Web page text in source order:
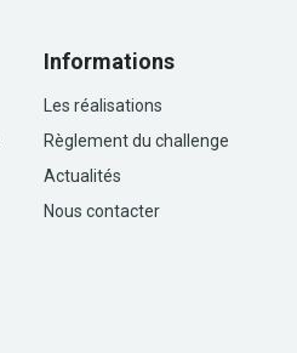
Informations
Les réalisations
Règlement du challenge
Actualités
Nous contacter